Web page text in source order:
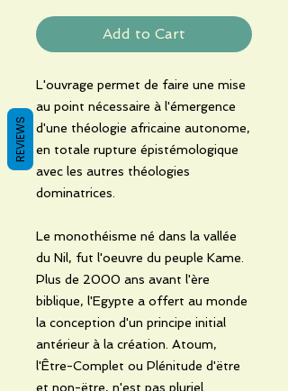
Add to Cart
L'ouvrage permet de faire une mise
au point nécessaire à l'émergence
d'une théologie africaine autonome,
en totale rupture épistémologique
avec les autres théologies
dominatrices.
Le monothéisme né dans la vallée
du Nil, fut l'oeuvre du peuple Kame.
Plus de 2000 ans avant l'ère
biblique, l'Egypte a offert au monde
la conception d'un principe initial
antérieur à la création. Atoum,
l'Être-Complet ou Plénitude d'ëtre
et non-ëtre, n'est pas pluriel.
REVIEWS